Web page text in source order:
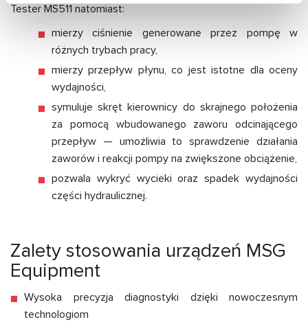
Tester MS511 natomiast:
mierzy ciśnienie generowane przez pompę w
różnych trybach pracy,
mierzy przepływ płynu, co jest istotne dla oceny
wydajności,
symuluje skręt kierownicy do skrajnego położenia
za pomocą wbudowanego zaworu odcinającego
przepływ — umożliwia to sprawdzenie działania
zaworów i reakcji pompy na zwiększone obciążenie,
pozwala wykryć wycieki oraz spadek wydajności
części hydraulicznej.
Zalety stosowania urządzeń MSG
Equipment
Wysoka precyzja diagnostyki dzięki nowoczesnym
technologiom